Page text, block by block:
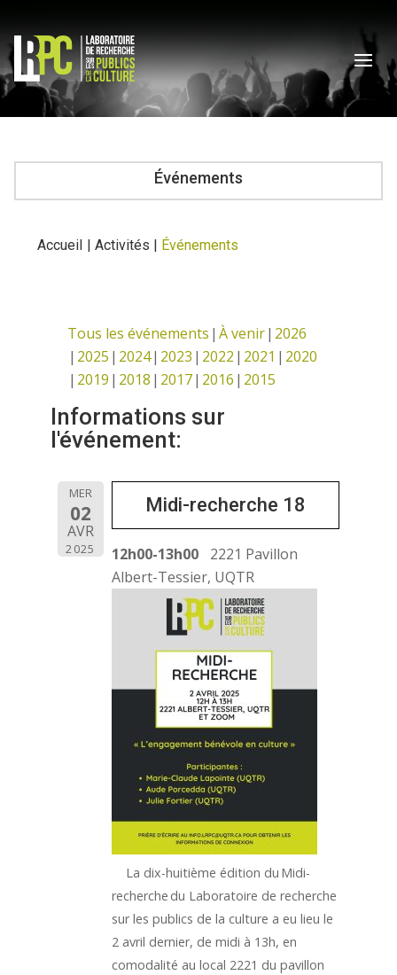
Événements
Accueil | Activités | Événements
Tous les événements À venir 2026
2025 2024 2023 2022 2021
2020
2019 2018 2017 2016 2015
Informations sur
l'événement:
MER
02
AVR
2025
Midi-recherche 18
12h00-13h00
2221 Pavillon
Albert-Tessier, UQTR
La dix-huitième édition du Midi-
recherche du Laboratoire de recherche
sur les publics de la culture a eu lieu le
2 avril dernier, de midi à 13h, en
comodalité au local 2221 du pavillon